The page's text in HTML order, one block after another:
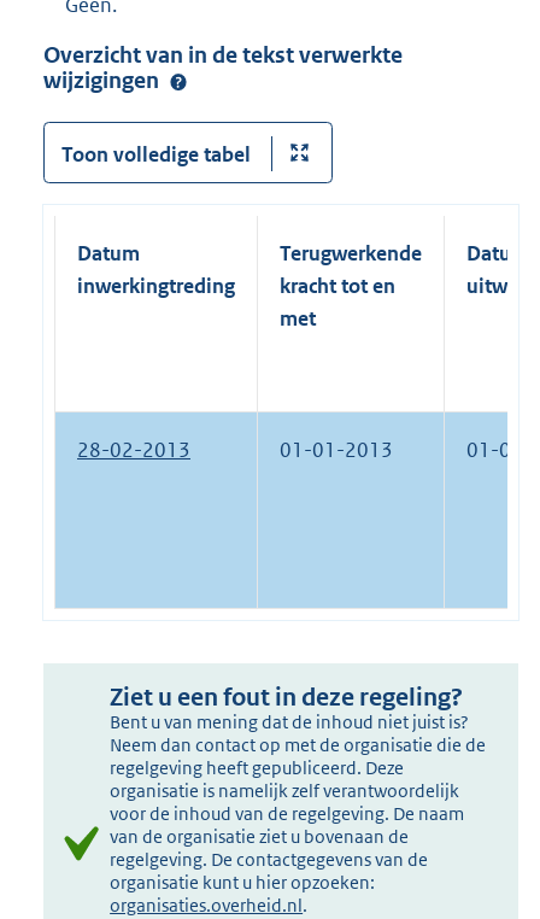
Geen.
Overzicht van in de tekst verwerkte
wijzigingen
Toon volledige tabel
Datum
inwerkingtreding
Terugwerkende
kracht tot en
met
Datum
28-02-2013 01-01-2013 01-01-
Ziet u een fout in deze regeling?
Bent u van mening dat de inhoud niet juist is?
Neem dan contact op met de organisatie die de
regelgeving heeft gepubliceerd. Deze
organisatie is namelijk zelf verantwoordelijk
voor de inhoud van de regelgeving. De naam
van de organisatie ziet u bovenaan de
regelgeving. De contactgegevens van de
organisatie kunt u hier opzoeken:
organisaties.overheid.nl.